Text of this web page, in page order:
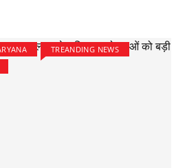
TREANDING NEWS